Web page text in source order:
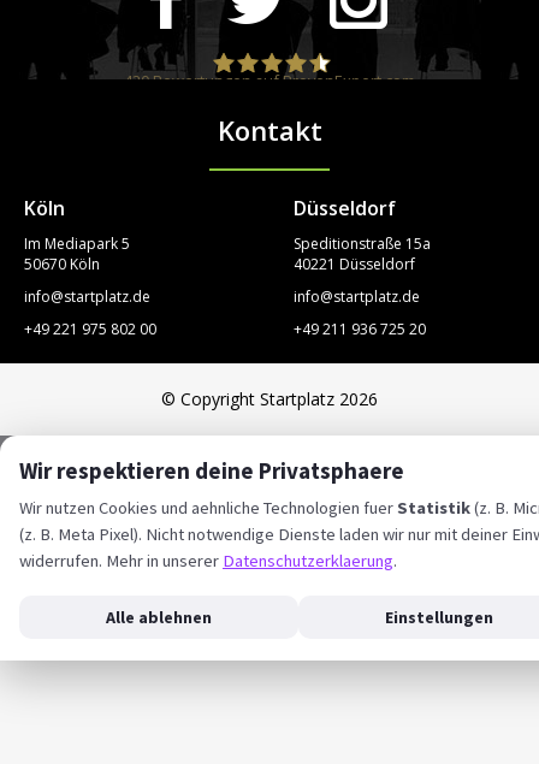
STARTPLATZ
420Bewertungen auf ProvenExpert.com
Kontakt
Köln
Im Mediapark 5
50670 Köln
info@startplatz.de
+49 221 975 802 00
Düsseldorf
Speditionstraße 15a
40221 Düsseldorf
info@startplatz.de
+49 211 936 725 20
© Copyright Startplatz 2026
Wir respektieren deine Privatsphaere
Wir nutzen Cookies und aehnliche Technologien fuerStatistik(z. B.
(z. B. Meta Pixel). Nicht notwendige Dienste laden wir nur mit deiner
widerrufen. Mehr in unserer Datenschutzerklaerung.
Alle ablehnen Einstellungen